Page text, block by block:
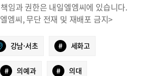
임과 권한은 내일엘엠씨에 있습니다.
엠씨, 무단 전재 및 재배포 금지>
강남·서초 # 세화고
# 의예과 # 의대